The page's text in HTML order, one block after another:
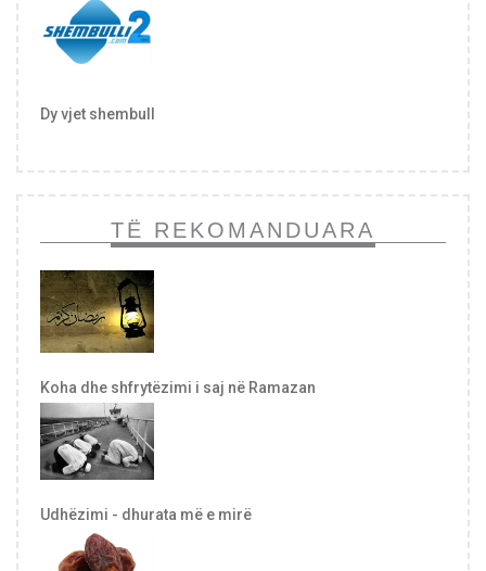
Dy vjet shembull
TË REKOMANDUARA
Koha dhe shfrytëzimi i saj në Ramazan
Udhëzimi - dhurata më e mirë